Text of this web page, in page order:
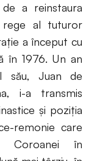
a reinstaura
al tuturor
a început cu
în 1976. Un an
său, Juan de
i-a transmis
și poziția
remonie care
Coroanei în